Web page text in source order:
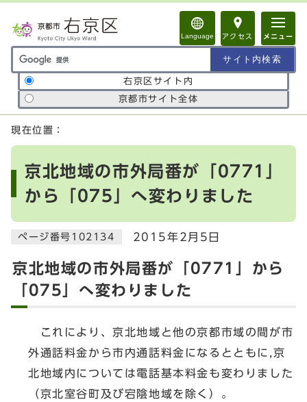
Language アクセス メニュー
サイト内検索の範囲
右京区サイト内
京都市サイト全体
ここから本文です
現在位置：
京北地域の市外局番が「0771」
から「075」へ変わりました
ページ番号102134 2015年2月5日
京北地域の市外局番が「0771」から
「075」へ変わりました
これにより、京北地域と他の京都市域の間が市
外通話料金から市内通話料金になるとともに,京
北地域内については電話基本料金も変わりました
（京北室谷町及び宕陰地域を除く）。